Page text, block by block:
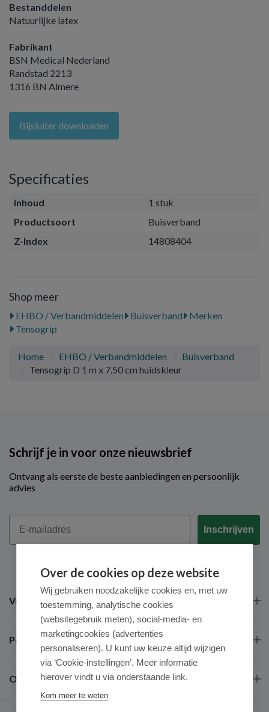
Bestanddelen
Natuurlijke latex
Fabrikant
BSN Medical Nederland
Randstad 2213
1316 BN Almere
Bijsluiter downloaden
Specificaties
inhoud
1 stuk
Productsoort
Buisverband
Z-Index
14808404
Shop meer
EHBO / Verbandmiddelen Buisverband
Merken
Tensogrip
Home EHBO / Verbandmiddelen
Buisverband
Tensogrip D 1 m x 7.50 cm huidskleur
Schrijf je in voor onze nieuwsbrief
Ontvang als eerste de beste aanbiedingen en persoonlijk
advies
Email
Inschrijven
Veel gestelde vragen
Populaire merken
Over ons
Over de cookies op deze website
Wij gebruiken noodzakelijke cookies en, met uw
toestemming, analytische cookies
(websitegebruik meten), social-media- en
marketingcookies (advertenties
personaliseren). U kunt uw keuze altijd wijzigen
via ‘Cookie-instellingen’. Meer informatie
hierover vindt u via onderstaande link.
Kom meer te weten